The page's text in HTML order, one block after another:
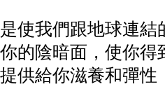
使我們跟地球連
的陰暗面，使你
供給你滋養和彈性